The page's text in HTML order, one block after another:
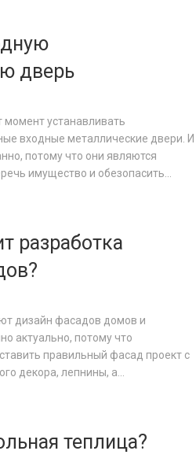
дверь
момент устанавливать
входные металлические двери. И
потому что они являются
имущество и обезопасить...
разработка
дизайн фасадов домов и
актуально, потому что
правильный фасад проект с
декора, лепнины, а...
теплица?